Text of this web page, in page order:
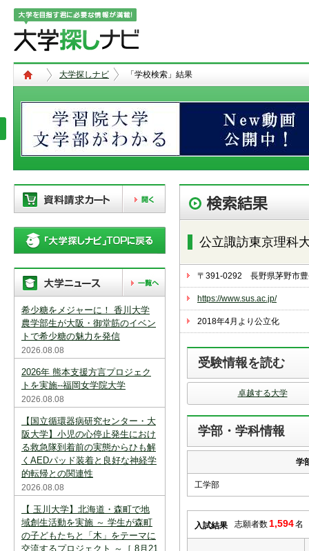
大学探しナビ 「学校検索」結果
現在、以下の学校を「資料請求カー
ト」に登録しています。「資料請求
カート」に登録できる学校は20校ま
リストから「削除」ボタンで登録を
削除して下さい。
「資料請求カート」の登録情報は、アクセ
スを中断すると消えてしまいます。ご注意
下さい。
※現在登録されている大学はありません。
※「資料請求カート」に登録できる学校は
20校までです。
希少糖をメジャーに！ 香川大学
農学部生が大阪・御堂筋のイベン
トで希少糖の魅力を発信
2026.08.08
2026年 熊本支援方言プロジェク
トを実施--福岡女学院大学
2026.08.08
【国立循環器病研究センター・大
阪大学】小児の心停止発生におけ
る救急隊到着前の実態からひも解
くAEDパッド装着と良好な神経学
的転帰との関連性
2026.08.08
【 玉川大学】北海道・森町で地
域創生活動を実施 ～ 学生が森町
の子どもたちと「木」をテーマに
交流するプロジェクト ～［ 8月21
公立諏訪東京理科
〒391-0292 長野県茅野市豊
https://www.sus.ac.jp/
2018年4月より公立化
受験情報を読む
卓越する大学
学部・学科情報
学
工学部
入試結果 志願者数 1,594名